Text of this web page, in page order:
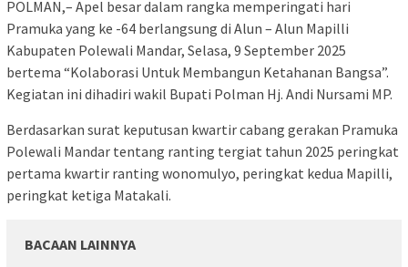
POLMAN,– Apel besar dalam rangka memperingati hari
Pramuka yang ke -64 berlangsung di Alun – Alun Mapilli
Kabupaten Polewali Mandar, Selasa, 9 September 2025
bertema “Kolaborasi Untuk Membangun Ketahanan Bangsa”.
Kegiatan ini dihadiri wakil Bupati Polman Hj. Andi Nursami MP.
Berdasarkan surat keputusan kwartir cabang gerakan Pramuka
Polewali Mandar tentang ranting tergiat tahun 2025 peringkat
pertama kwartir ranting wonomulyo, peringkat kedua Mapilli,
peringkat ketiga Matakali.
BACAAN LAINNYA